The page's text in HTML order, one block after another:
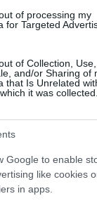
of processing my
for Targeted
of Collection, Use,
and/or Sharing of
that Is Unrelated
it was collected.
Google to enable
like cookies
in apps.
Hair
teljesen
Imádom!